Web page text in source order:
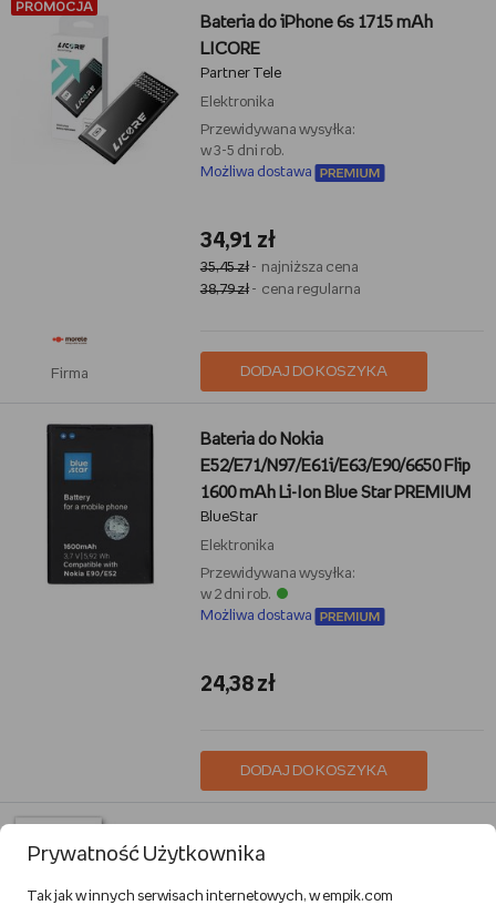
PROMOCJA
Firma
Bateria do iPhone 6s 1715 mAh
LICORE
Partner Tele
Elektronika
Przewidywana wysyłka:
w 3-5 dni rob.
Możliwa dostawa
34,91 zł
35,45 zł- najniższa cena
38,79 zł- cena regularna
DODAJ DO KOSZYKA
Bateria do Nokia
E52/E71/N97/E61i/E63/E90/6650 Flip
1600 mAh Li-Ion Blue Star PREMIUM
BlueStar
Elektronika
Przewidywana wysyłka:
w 2 dni rob.
Możliwa dostawa
24,38 zł
DODAJ DO KOSZYKA
Produkcji Nowy Akumulator EB-
BA426ABY
Prywatność Użytkownika
Tak jak w innych serwisach internetowych, w empik.com